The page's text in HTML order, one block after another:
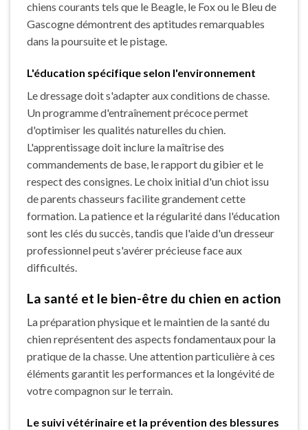
chiens courants tels que le Beagle, le Fox ou le Bleu de
Gascogne démontrent des aptitudes remarquables
dans la poursuite et le pistage.
L'éducation spécifique selon l'environnement
Le dressage doit s'adapter aux conditions de chasse.
Un programme d'entraînement précoce permet
d'optimiser les qualités naturelles du chien.
L'apprentissage doit inclure la maîtrise des
commandements de base, le rapport du gibier et le
respect des consignes. Le choix initial d'un chiot issu
de parents chasseurs facilite grandement cette
formation. La patience et la régularité dans l'éducation
sont les clés du succès, tandis que l'aide d'un dresseur
professionnel peut s'avérer précieuse face aux
difficultés.
La santé et le bien-être du chien en action
La préparation physique et le maintien de la santé du
chien représentent des aspects fondamentaux pour la
pratique de la chasse. Une attention particulière à ces
éléments garantit les performances et la longévité de
votre compagnon sur le terrain.
Le suivi vétérinaire et la prévention des blessures